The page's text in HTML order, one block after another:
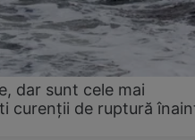
dar sunt cele mai
curenții de ruptură